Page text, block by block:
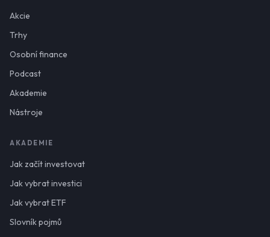
Akcie
Trhy
Osobní finance
Podcast
Akademie
Nástroje
AKADEMIE
Jak začít investovat
Jak vybrat investici
Jak vybrat ETF
Slovník pojmů